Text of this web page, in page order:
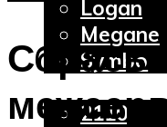
Logan
Megane
Symbol
Lada
2110